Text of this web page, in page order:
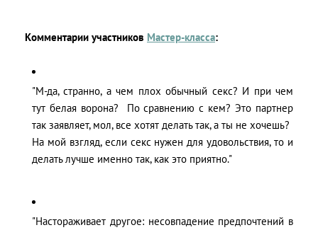
Комментарии участников Мастер-класса:
"М-да, странно, а чем плох обычный секс? И при чем
тут белая ворона? По сравнению с кем? Это партнер
так заявляет, мол, все хотят делать так, а ты не хочешь?
На мой взгляд, если секс нужен для удовольствия, то и
делать лучше именно так, как это приятно."
"Настораживает другое: несовпадение предпочтений в